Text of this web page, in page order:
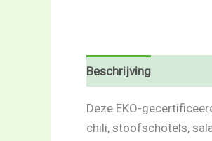
Beschrijving
Deze EKO-
chili, stoofschotels,